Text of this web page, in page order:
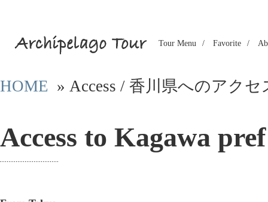
Tour Menu Favorite
HOME » Access / 香川県へのアクセ
Access to Kagawa